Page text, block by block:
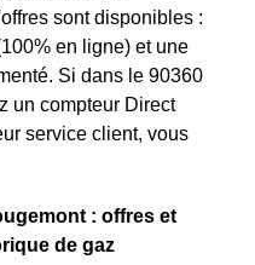
sont disponibles :
en ligne) et une
Si dans le 90360
un compteur Direct
service client, vous
: offres et
de gaz